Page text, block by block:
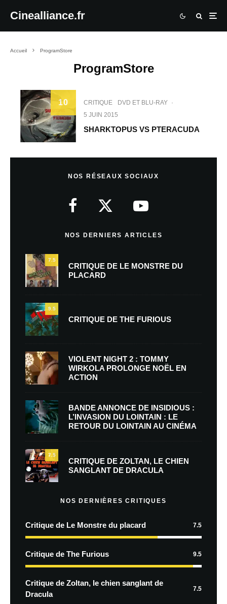
Cinealliance.fr
Accueil ProgramStore
ProgramStore
10 CRITIQUE DVD ET BLU-RAY ·
5 JUIN 2015
SHARKTOPUS VS PTERACUDA
NOS RÉSEAUX SOCIAUX
NOS DERNIERS ARTICLES
7.5
CRITIQUE DE LE MONSTRE DU
PLACARD
9.5
CRITIQUE DE THE FURIOUS
VIOLENT NIGHT 2 : TOMMY
WIRKOLA PROLONGE NOËL EN
ACTION
BANDE ANNONCE DE INSIDIOUS :
L’INVASION DU LOINTAIN : LE
RETOUR DU LOINTAIN AU CINÉMA
7.5
CRITIQUE DE ZOLTAN, LE CHIEN
SANGLANT DE DRACULA
NOS DERNIÈRES CRITIQUES
Critique de Le Monstre du placard 7.5
Critique de The Furious 9.5
Critique de Zoltan, le chien sanglant de
Dracula
7.5